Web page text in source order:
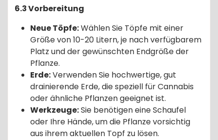
6.3 Vorbereitung
Neue Töpfe:Wählen Sie Töpfe mit einer
Größe von 10-20 Litern, je nach verfügbarem
Platz und der gewünschten Endgröße der
Pflanze.
Erde:Verwenden Sie hochwertige, gut
drainierende Erde, die speziell für Cannabis
oder ähnliche Pflanzen geeignet ist.
Werkzeuge:Sie benötigen eine Schaufel
oder Ihre Hände, um die Pflanze vorsichtig
aus ihrem aktuellen Topf zu lösen.